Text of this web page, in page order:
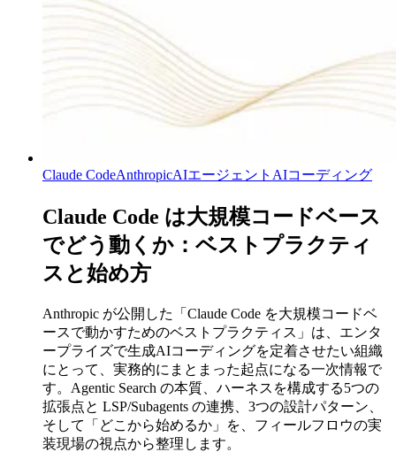
Claude CodeAnthropicAIエージェント AIコーディング
Claude Code は大規模コードベース
でどう動くか：ベストプラクティ
スと始め方
Anthropic が公開した「Claude Code を大規模コードベ
ースで動かすためのベストプラクティス」は、エンタ
ープライズで生成AIコーディングを定着させたい組織
にとって、実務的にまとまった起点になる一次情報で
す。Agentic Search の本質、ハーネスを構成する5つの
拡張点と LSP/Subagents の連携、3つの設計パターン、
そして「どこから始めるか」を、フィールフロウの実
装現場の視点から整理します。